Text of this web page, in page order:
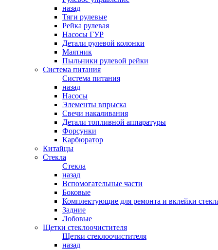
назад
Тяги рулевые
Рейка рулевая
Насосы ГУР
Детали рулевой колонки
Маятник
Пыльники рулевой рейки
Система питания
Система питания
назад
Насосы
Элементы впрыска
Свечи накаливания
Детали топливной аппаратуры
Форсунки
Карбюратор
Китайцы
Стекла
Стекла
назад
Вспомогательные части
Боковые
Комплектующие для ремонта и вклейки
Задние
Лобовые
Щетки стеклоочистителя
Щетки стеклоочистителя
назад